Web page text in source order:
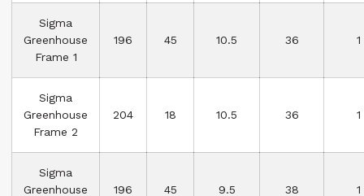
Sigma
Greenhouse
Frame 1
196 45 10.5 36 1
Sigma
Greenhouse
Frame 2
204 18 10.5 36 1
Sigma
Greenhouse
196 45 9.5 38 1